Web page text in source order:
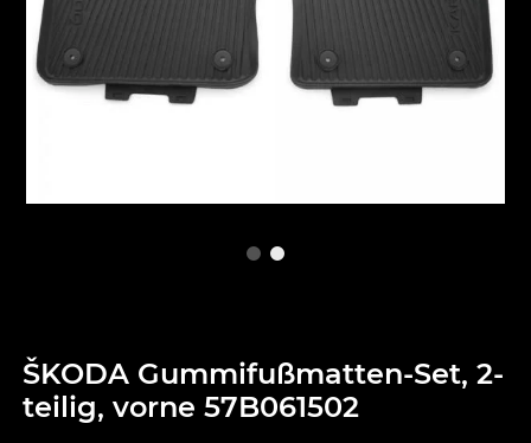
ŠKODA Gummifußmatten-Set, 2-
teilig, vorne 57B061502